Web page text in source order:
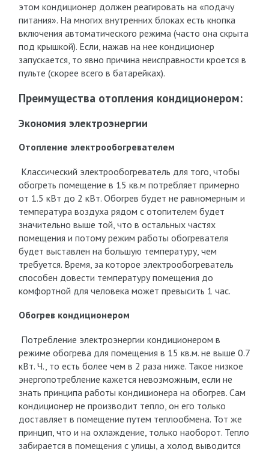
этом кондиционер должен реагировать на «подачу
питания». На многих внутренних блоках есть кнопка
включения автоматического режима (часто она скрыта
под крышкой). Если, нажав на нее кондиционер
запускается, то явно причина неисправности кроется в
пульте (скорее всего в батарейках).
Преимущества отопления кондиционером:
Экономия электроэнергии
Отопление электрообогревателем
Классический электрообогреватель для того, чтобы
обогреть помещение в 15 кв.м потребляет примерно
от 1.5 кВт до 2 кВт. Обогрев будет не равномерным и
температура воздуха рядом с отопителем будет
значительно выше той, что в остальных частях
помещения и потому режим работы обогревателя
будет выставлен на большую температуру, чем
требуется. Время, за которое электрообогреватель
способен довести температуру помещения до
комфортной для человека может превысить 1 час.
Обогрев кондиционером
Потребление электроэнергии кондиционером в
режиме обогрева для помещения в 15 кв.м. не выше 0.7
кВт. Ч., то есть более чем в 2 раза ниже. Такое низкое
энергопотребление кажется невозможным, если не
знать принципа работы кондиционера на обогрев. Сам
кондиционер не производит тепло, он его только
доставляет в помещение путем теплообмена. Тот же
принцип, что и на охлаждение, только наоборот. Тепло
забирается в помещения с улицы, а холод выводится